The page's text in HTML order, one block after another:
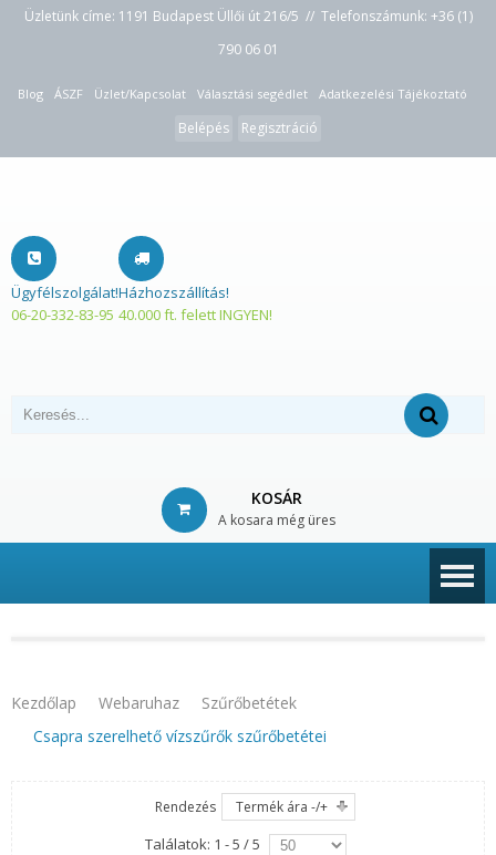
Üzletünk címe: 1191 Budapest Üllői út 216/5 // Telefonszámunk: +36 (1)
790 06 01
Blog ÁSZF Üzlet/Kapcsolat Választási segédlet Adatkezelési Tájékoztató
Belépés Regisztráció
Ügyfélszolgálat!
06-20-332-83-95
Házhozszállítás!
40.000 ft. felett INGYEN!
KOSÁR
A kosara még üres
Kezdőlap Webaruhaz
Szűrőbetétek
Csapra szerelhető vízszűrők szűrőbetétei
Rendezés Termék ára -/+
Találatok: 1 - 5 / 5